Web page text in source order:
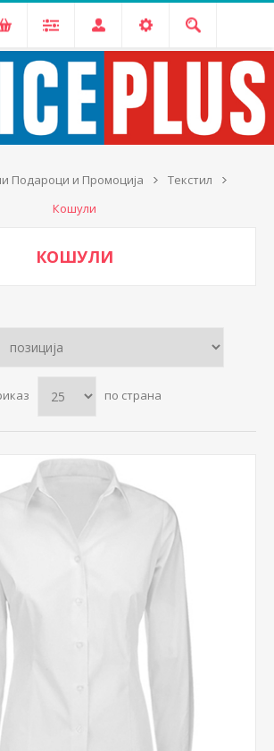
Подароци и Промоција
Текстил
Кошули
КОШУЛИ
по страна